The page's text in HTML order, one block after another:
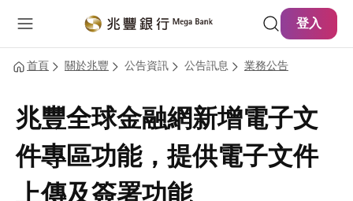
登入
首頁 關於兆豐 公告資訊 公告訊息 業務公告
兆豐全球金融網新增電子文
件專區功能，提供電子文件
上傳及簽署功能